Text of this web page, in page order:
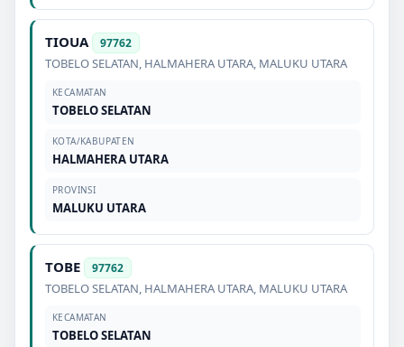
TIOUA 97762
TOBELO SELATAN, HALMAHERA UTARA, MALUKU UTARA
KECAMATAN
TOBELO SELATAN
KOTA/KABUPATEN
HALMAHERA UTARA
PROVINSI
MALUKU UTARA
TOBE 97762
TOBELO SELATAN, HALMAHERA UTARA, MALUKU UTARA
KECAMATAN
TOBELO SELATAN